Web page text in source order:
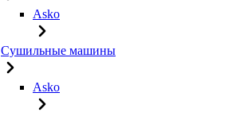
Asko
Сушильные машины
Asko